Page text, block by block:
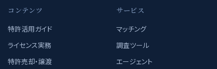
コンテンツ
特許活用ガイド
ライセンス実務
特許売却・譲渡
サービス
マッチング
調査ツール
エージェント